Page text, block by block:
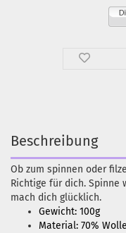
Beschreibung
Ob zum spinnen oder
Richtige für dich. Spinne
mach dich glücklich.
Gewicht: 100g
Material: 70%